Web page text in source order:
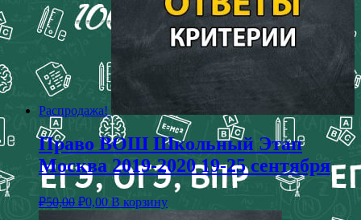
Распродажа!
Право ВОШ Школьный Этап
Москва 2019-2020 19-25 сентября
₽50,00 ₽0,00 В корзину